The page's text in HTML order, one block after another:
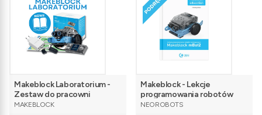
Makeblock Laboratorium -
Zestaw do pracowni
robotyki
PRODUCENT
MAKEBLOCK
Makeblock - Lekcje
programowania robotów
mBot2
PRODUCENT
NEOROBOTS